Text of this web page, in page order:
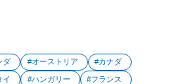
ダ オーストリア カナダ
イ ハンガリー フランス